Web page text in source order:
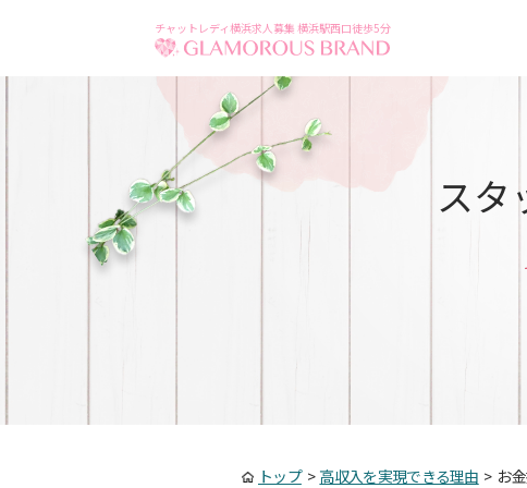
チャットレディ横浜求人募集 横浜駅西口徒歩5分
スタ
トップ> 高収入を実現できる理由 > お